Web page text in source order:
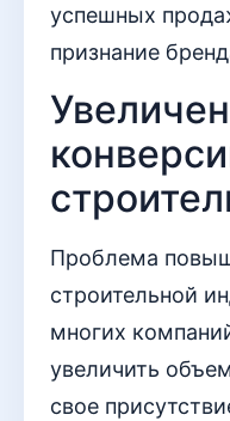
успешных
признание
Проблема
строительной
многих
увеличить
свое